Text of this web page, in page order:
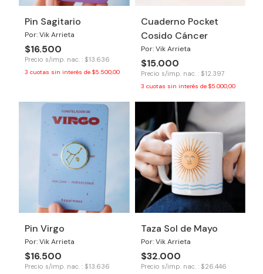
Pin Sagitario
Por: Vik Arrieta
$16.500
Precio s/imp. nac. : $13.636
3 cuotas sin interés de $5.500,00
Cuaderno Pocket
Cosido Cáncer
Por: Vik Arrieta
$15.000
Precio s/imp. nac. : $12.397
3 cuotas sin interés de $5.000,00
Pin Virgo
Por: Vik Arrieta
$16.500
Precio s/imp. nac. : $13.636
Taza Sol de Mayo
Por: Vik Arrieta
$32.000
Precio s/imp. nac. : $26.446